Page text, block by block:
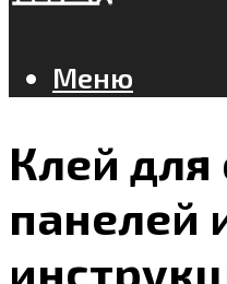
Меню
Клей для
панелей